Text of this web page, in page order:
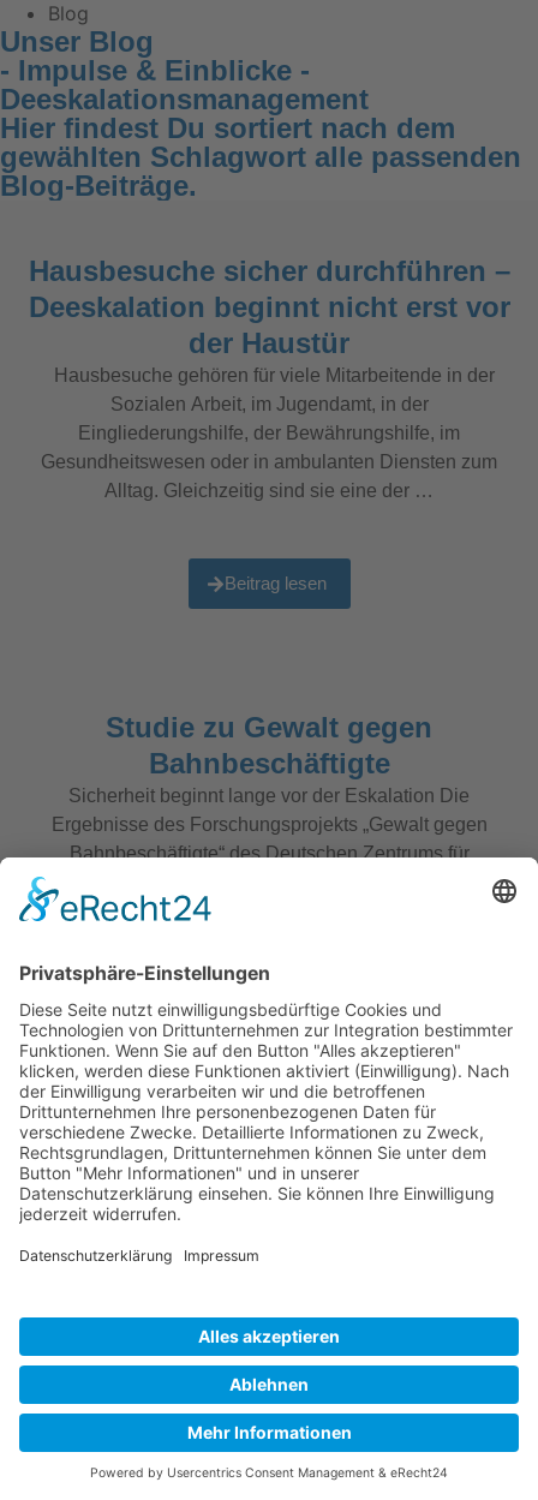
Blog
Unser Blog
- Impulse & Einblicke -
Deeskalationsmanagement
Hier findest Du sortiert nach dem
gewählten Schlagwort alle passenden
Blog-Beiträge.
Hausbesuche sicher durchführen –
Deeskalation beginnt nicht erst vor
der Haustür
Hausbesuche gehören für viele Mitarbeitende in der
Sozialen Arbeit, im Jugendamt, in der
Eingliederungshilfe, der Bewährungshilfe, im
Gesundheitswesen oder in ambulanten Diensten zum
Alltag. Gleichzeitig sind sie eine der …
Beitrag lesen
Studie zu Gewalt gegen
Bahnbeschäftigte
Sicherheit beginnt lange vor der Eskalation Die
Ergebnisse des Forschungsprojekts „Gewalt gegen
Bahnbeschäftigte“ des Deutschen Zentrums für
Mitarbeitende im Bahnverkehr seit Jahren erleben:
Beitrag lesen
„Systemische
Antigewalttrainer*innen“ in
sozialpädagogischen Fanprojekten
populistischen Diskurs
Wer aktuell die mediale Berichterstattung zum Thema
Gewalt im Fußball verfolgt, gewinnt schnell den Eindruck,
deutsche Stadien befänden sich in einer permanenten
Sicherheitskrise. Einzelne Vorfälle werden aufgegriffen,
emotional aufgeladen und …